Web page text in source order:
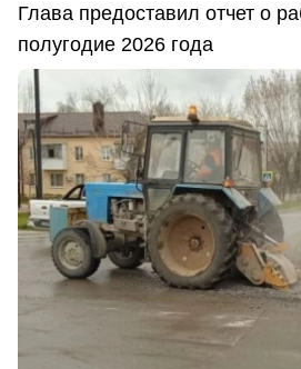
Глава предоставил отчет о
полугодие 2026 года